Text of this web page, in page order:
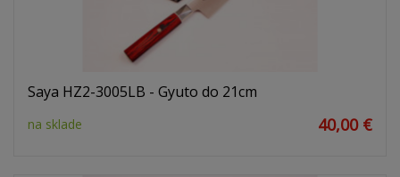
Saya HZ2-3005LB - Gyuto do 21cm
na sklade 40,00 €